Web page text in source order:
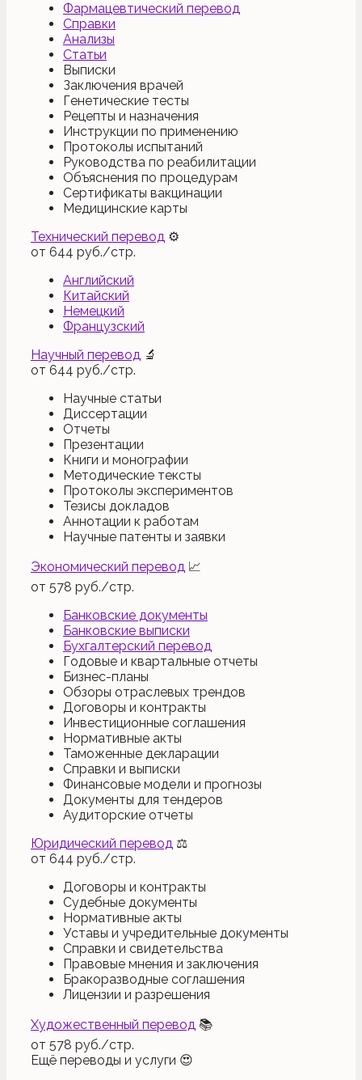
Фармацевтический перевод
Справки
Анализы
Статьи
Выписки
Заключения врачей
Генетические тесты
Рецепты и назначения
Инструкции по применению
Протоколы испытаний
Руководства по реабилитации
Объяснения по процедурам
Сертификаты вакцинации
Медицинские карты
Технический перевод ⚙
от 644 руб./стр.
Английский
Китайский
Немецкий
Французский
Научный перевод 🔬
от 644 руб./стр.
Научные статьи
Диссертации
Отчеты
Презентации
Книги и монографии
Методические тексты
Протоколы экспериментов
Тезисы докладов
Аннотации к работам
Научные патенты и заявки
Экономический перевод 📈
от 578 руб./стр.
Банковские документы
Банковские выписки
Бухгалтерский перевод
Годовые и квартальные отчеты
Бизнес-планы
Обзоры отраслевых трендов
Договоры и контракты
Инвестиционные соглашения
Нормативные акты
Таможенные декларации
Справки и выписки
Финансовые модели и прогнозы
Документы для тендеров
Аудиторские отчеты
Юридический перевод ⚖
от 644 руб./стр.
Договоры и контракты
Судебные документы
Нормативные акты
Уставы и учредительные документы
Справки и свидетельства
Правовые мнения и заключения
Бракоразводные соглашения
Лицензии и разрешения
Художественный перевод 📚
от 578 руб./стр.
Ещё переводы и услуги 😍